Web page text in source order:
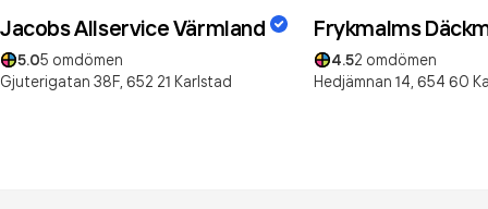
Jacobs Allservice Värmland
5.05 omdömen
Gjuterigatan 38F, 652 21 Karlstad
Frykmalms
4.52 omdömen
Hedjämnan 14, 654 60